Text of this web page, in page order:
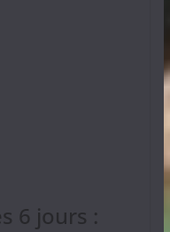
6 jours :